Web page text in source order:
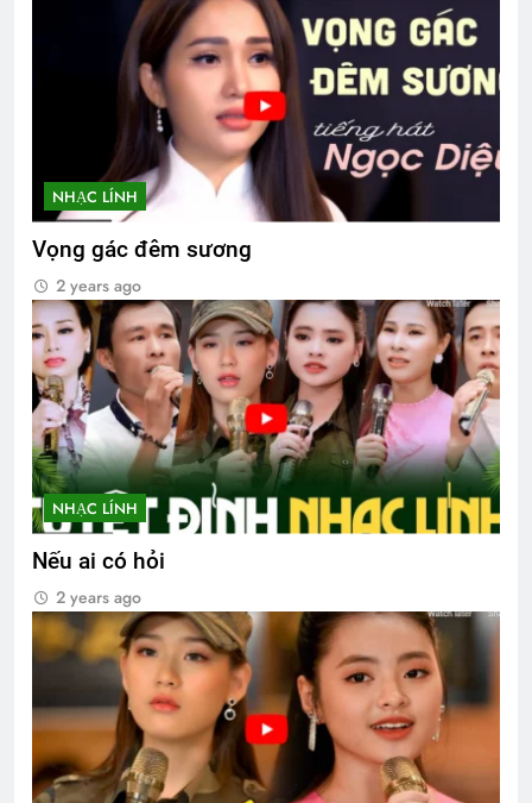
NHẠC LÍNH
Vọng gác đêm sương
2 years ago
NHẠC LÍNH
Nếu ai có hỏi
2 years ago